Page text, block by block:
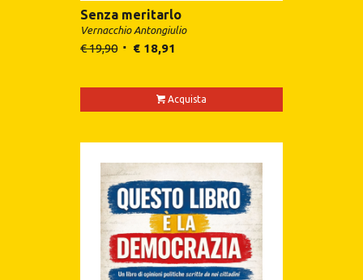
Senza meritarlo
Vernacchio Antongiulio
€19,90 €18,91
Acquista